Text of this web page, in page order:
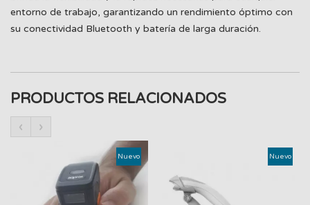
entorno de trabajo, garantizando un rendimiento óptimo con
su conectividad Bluetooth y batería de larga duración.
PRODUCTOS RELACIONADOS
‹ ›
Nuevo Nuevo